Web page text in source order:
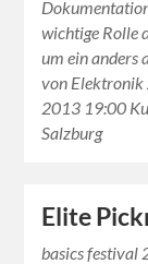
wichtige Rolle
um ein anders
von Elektronik
2013 19:00
Salzburg
Elite
basics festival